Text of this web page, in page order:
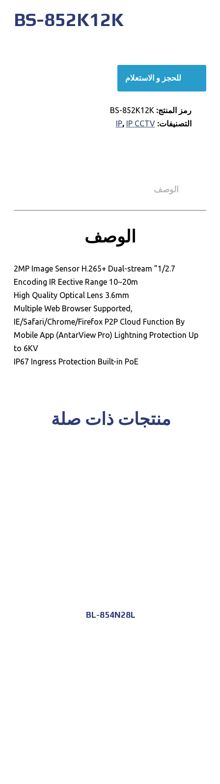
BS-852K12K
للحجز و الاستعلام
رمز المنتج: BS-852K12K
التصنيفات:
IP, IP CCTV
الوصف
الوصف
1/2.7” 2MP Image Sensor H.265+ Dual-stream
Encoding IR Eective Range 10~20m
High Quality Optical Lens 3.6mm
Multiple Web Browser Supported,
IE/Safari/Chrome/Firefox P2P Cloud Function By
Mobile App (AntarView Pro) Lightning Protection Up
to 6KV
IP67 Ingress Protection Built-in PoE
منتجات ذات صلة
BL-854N28L
للحجز و الاستعلام